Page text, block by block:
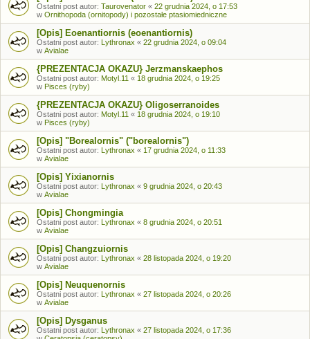
Ostatni post autor: Taurovenator « 22 grudnia 2024, o 17:53
w Ornithopoda (ornitopody) i pozostałe ptasiomiedniczne
[Opis] Eoenantiornis (eoenantiornis)
Ostatni post autor: Lythronax « 22 grudnia 2024, o 09:04
w Avialae
{PREZENTACJA OKAZU} Jerzmanskaephos
Ostatni post autor: Motyl.11 « 18 grudnia 2024, o 19:25
w Pisces (ryby)
{PREZENTACJA OKAZU} Oligoserranoides
Ostatni post autor: Motyl.11 « 18 grudnia 2024, o 19:10
w Pisces (ryby)
[Opis] "Borealornis" ("borealornis")
Ostatni post autor: Lythronax « 17 grudnia 2024, o 11:33
w Avialae
[Opis] Yixianornis
Ostatni post autor: Lythronax « 9 grudnia 2024, o 20:43
w Avialae
[Opis] Chongmingia
Ostatni post autor: Lythronax « 8 grudnia 2024, o 20:51
w Avialae
[Opis] Changzuiornis
Ostatni post autor: Lythronax « 28 listopada 2024, o 19:20
w Avialae
[Opis] Neuquenornis
Ostatni post autor: Lythronax « 27 listopada 2024, o 20:26
w Avialae
[Opis] Dysganus
Ostatni post autor: Lythronax « 27 listopada 2024, o 17:36